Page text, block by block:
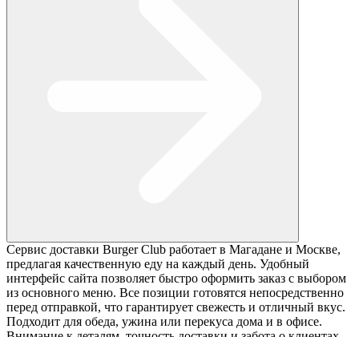
Сервис доставки Burger Club работает в Магадане и Москве,
предлагая качественную еду на каждый день. Удобный
интерфейс сайта позволяет быстро оформить заказ с выбором
из основного меню. Все позиции готовятся непосредственно
перед отправкой, что гарантирует свежесть и отличный вкус.
Подходит для обеда, ужина или перекуса дома и в офисе.